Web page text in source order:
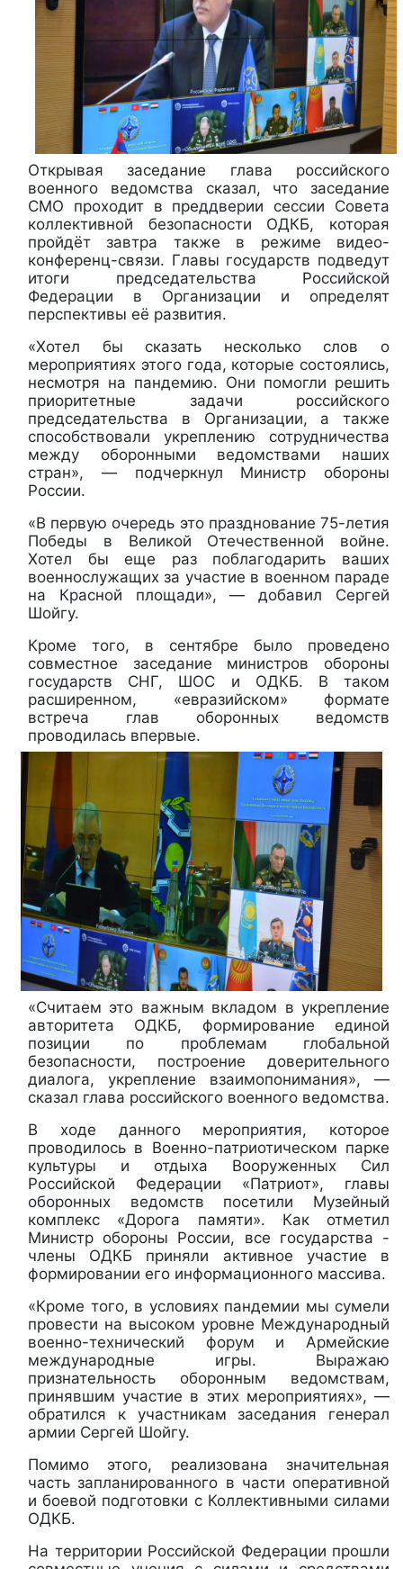
Открывая заседание глава российского
военного ведомства сказал, что заседание
СМО проходит в преддверии сессии Совета
коллективной безопасности ОДКБ, которая
пройдёт завтра также в режиме видео-
конференц-связи. Главы государств подведут
итоги председательства Российской
Федерации в Организации и определят
перспективы её развития.
«Хотел бы сказать несколько слов о
мероприятиях этого года, которые состоялись,
несмотря на пандемию. Они помогли решить
приоритетные задачи российского
председательства в Организации, а также
способствовали укреплению сотрудничества
между оборонными ведомствами наших
стран», — подчеркнул Министр обороны
России.
«В первую очередь это празднование 75-летия
Победы в Великой Отечественной войне.
Хотел бы еще раз поблагодарить ваших
военнослужащих за участие в военном параде
на Красной площади», — добавил Сергей
Шойгу.
Кроме того, в сентябре было проведено
совместное заседание министров обороны
государств СНГ, ШОС и ОДКБ. В таком
расширенном, «евразийском» формате
встреча глав оборонных ведомств
проводилась впервые.
«Считаем это важным вкладом в укрепление
авторитета ОДКБ, формирование единой
позиции по проблемам глобальной
безопасности, построение доверительного
диалога, укрепление взаимопонимания», —
сказал глава российского военного ведомства.
В ходе данного мероприятия, которое
проводилось в Военно-патриотическом парке
культуры и отдыха Вооруженных Сил
Российской Федерации «Патриот», главы
оборонных ведомств посетили Музейный
комплекс «Дорога памяти». Как отметил
Министр обороны России, все государства -
члены ОДКБ приняли активное участие в
формировании его информационного массива.
«Кроме того, в условиях пандемии мы сумели
провести на высоком уровне Международный
военно-технический форум и Армейские
международные игры. Выражаю
признательность оборонным ведомствам,
принявшим участие в этих мероприятиях», —
обратился к участникам заседания генерал
армии Сергей Шойгу.
Помимо этого, реализована значительная
часть запланированного в части оперативной
и боевой подготовки с Коллективными силами
ОДКБ.
На территории Российской Федерации прошли